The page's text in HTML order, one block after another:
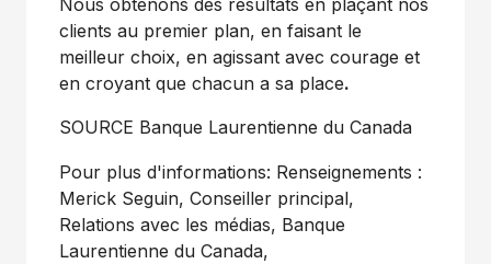
Nous obtenons des résultats en plaçant nos
clients au premier plan, en faisant le
meilleur choix, en agissant avec courage et
en croyant que chacun a sa place.
SOURCE Banque Laurentienne du Canada
Pour plus d'informations: Renseignements :
Merick Seguin, Conseiller principal,
Relations avec les médias, Banque
Laurentienne du Canada,